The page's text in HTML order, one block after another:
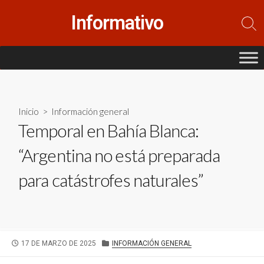
Informativo
Inicio > Información general
Temporal en Bahía Blanca:
“Argentina no está preparada
para catástrofes naturales”
FECHA
17 DE MARZO DE 2025 CATEGORÍAS
INFORMACIÓN GENERAL